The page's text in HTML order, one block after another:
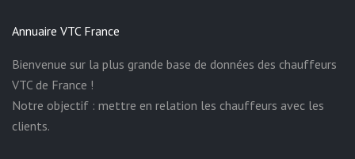
Annuaire VTC France
Bienvenue sur la plus grande base de données des chauffeurs
VTC de France !
Notre objectif : mettre en relation les chauffeurs avec les
clients.